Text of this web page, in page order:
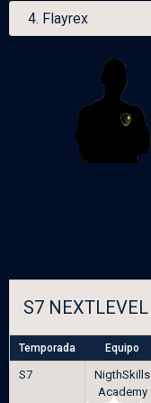
S7 NEXTLEVEL
Temporada Equipo
S7
NigthSkills
Academy